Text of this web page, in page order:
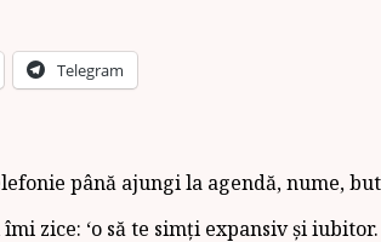
Telegram
până ajungi la agendă, nume,
zice: ‘o să te simți expansiv și